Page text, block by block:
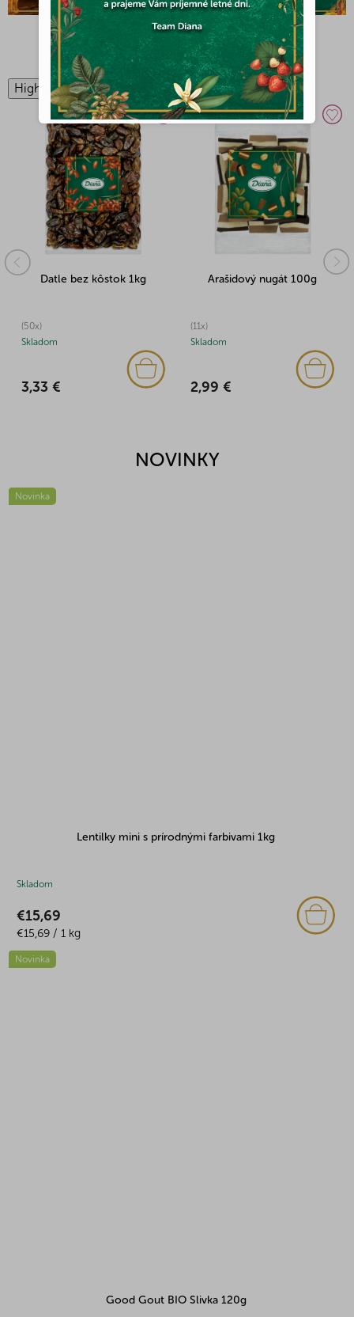
j
v
!
NAJPREDÁVANEJŠIE
High-contrast mode
Datle bez kôstok 1kg
(50x)
Skladom
3,33 €
Arašidový nugát 100g
(11x)
Skladom
2,99 €
NOVINKY
Novinka
Lentilky mini s prírodnými farbivami 1kg
Skladom
€15,69
Jednotková
cena:
€15,69 / 1 kg
Novinka
Good Gout BIO Slivka 120g